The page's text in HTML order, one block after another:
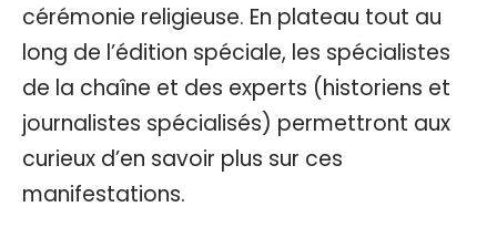
cérémonie religieuse. En plateau tout au
long de l’édition spéciale, les spécialistes
de la chaîne et des experts (historiens et
journalistes spécialisés) permettront aux
curieux d’en savoir plus sur ces
manifestations.